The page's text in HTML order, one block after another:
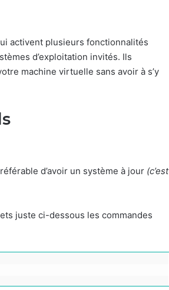
activent plusieurs fonctionnalités
d’exploitation invités. Ils
machine virtuelle sans avoir à s’y
d’avoir un système à jour (c’est
juste ci-dessous les commandes